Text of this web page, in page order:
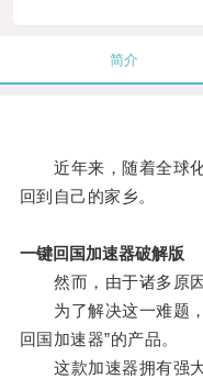
简介
近年来，随着全球化
回到自己的家乡。
一键回国加速器破解版
然而，由于诸多原因
为了解决这一难题，
回国加速器”的产品。
这款加速器拥有强大